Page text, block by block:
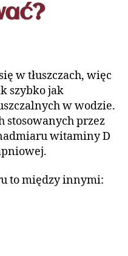
w tłuszczach, więc
szybko jak
w wodzie.
stosowanych przez
witaminy D
to między innymi: